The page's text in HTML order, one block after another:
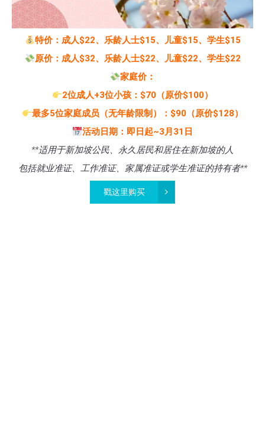
特价：成人$22、乐龄人士$15、儿童$15、学生$15
原价：成人$32、乐龄人士$22、儿童$22、学生$22
家庭价：
2位成人+3位小孩：$70（原价$100）
最多5位家庭成员（无年龄限制）：$90（原价$128）
活动日期：即日起~3月31日
**适用于新加坡公民、永久居民和居住在新加坡的人
包括就业准证、工作准证、家属准证或学生准证的持有者**
戳这里购买